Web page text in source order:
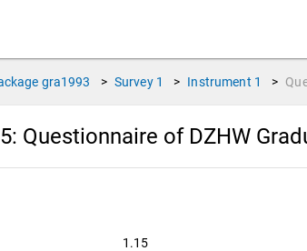
gra1993 > Survey 1 > Instrument 1 >
Questionnaire of DZHW
1.15